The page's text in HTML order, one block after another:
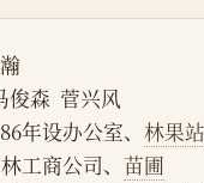
马俊森  菅兴风
年设办公室、
林果站
工商公司、 苗圃